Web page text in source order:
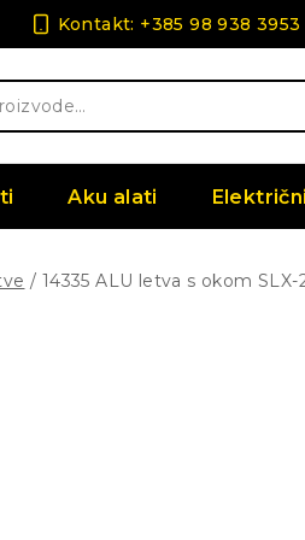
Kontakt: +385 98 938 3953
Aku alati
/ 14335 ALU letva s okom SLX-